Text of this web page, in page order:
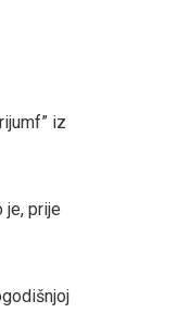
iz
je, prije